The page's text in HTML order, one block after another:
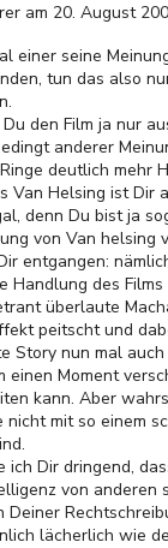
am 20. August
einer seine
tun das also
den Film ja nur
anderer
deutlich mehr
Van Helsing ist Dir
denn Du bist ja
von Van helsing
entgangen:
Handlung des
überlaute
peitscht und
Story nun mal
einen Moment
kann. Aber
mit so einem
ich Dir dringend,
von anderen
Deiner
lächerlich wie